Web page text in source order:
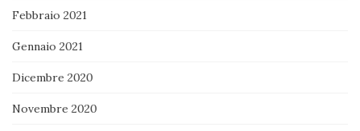
Febbraio 2021
Gennaio 2021
Dicembre 2020
Novembre 2020